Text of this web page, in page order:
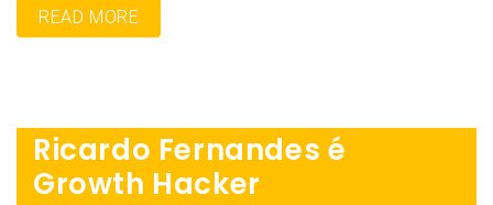
READ MORE
Ricardo Fernandes é
Growth Hacker